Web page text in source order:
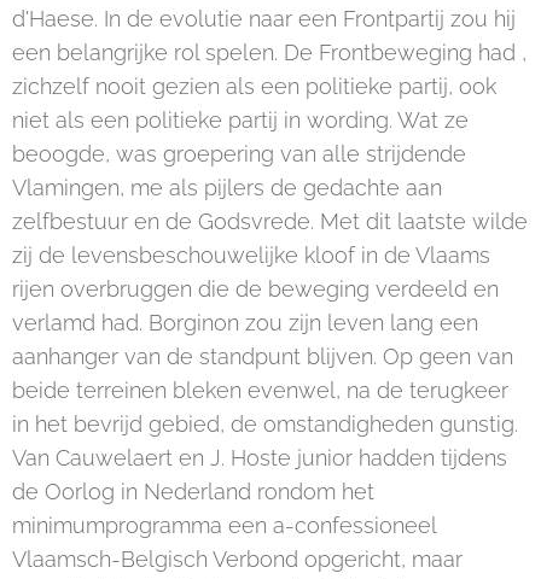
d'Haese. In de evolutie naar een Frontpartij zou hij
een belangrijke rol spelen. De Frontbeweging had ,
zichzelf nooit gezien als een politieke partij, ook
niet als een politieke partij in wording. Wat ze
beoogde, was groepering van alle strijdende
Vlamingen, me als pijlers de gedachte aan
zelfbestuur en de Godsvrede. Met dit laatste wilde
zij de levensbeschouwelijke kloof in de Vlaams
rijen overbruggen die de beweging verdeeld en
verlamd had. Borginon zou zijn leven lang een
aanhanger van de standpunt blijven. Op geen van
beide terreinen bleken evenwel, na de terugkeer
in het bevrijd gebied, de omstandigheden gunstig.
Van Cauwelaert en J. Hoste junior hadden tijdens
de Oorlog in Nederland rondom het
minimumprogramma een a-confessioneel
Vlaamsch-Belgisch Verbond opgericht, maar